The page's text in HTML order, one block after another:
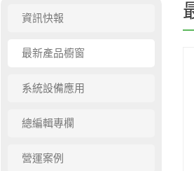
資訊快報
最新產品櫥窗
系統設備應用
總編輯專欄
營運案例